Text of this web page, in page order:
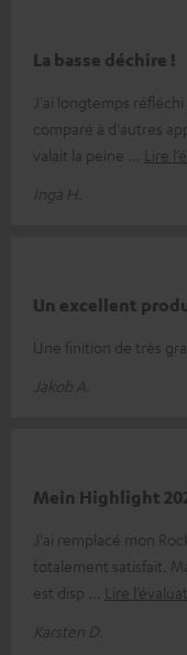
La basse déchire !
J'ai longtemps
comparé à d'autres
valait la peine
Lire
Inga H.
Un excellent
Une finition de très
Jakob A.
Mein Highlight
J'ai remplacé mon
totalement satisfait.
est disp
Lire
Karsten D.